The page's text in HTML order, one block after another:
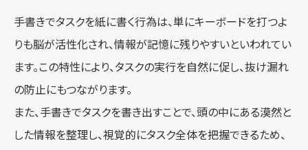
手書きでタスクを紙に書く行為は、単にキーボードを打つよ
りも脳が活性化され、情報が記憶に残りやすいといわれてい
ます。この特性により、タスクの実行を自然に促し、抜け漏れ
の防止にもつながります。
また、手書きでタスクを書き出すことで、頭の中にある漠然と
した情報を整理し、視覚的にタスク全体を把握できるため、